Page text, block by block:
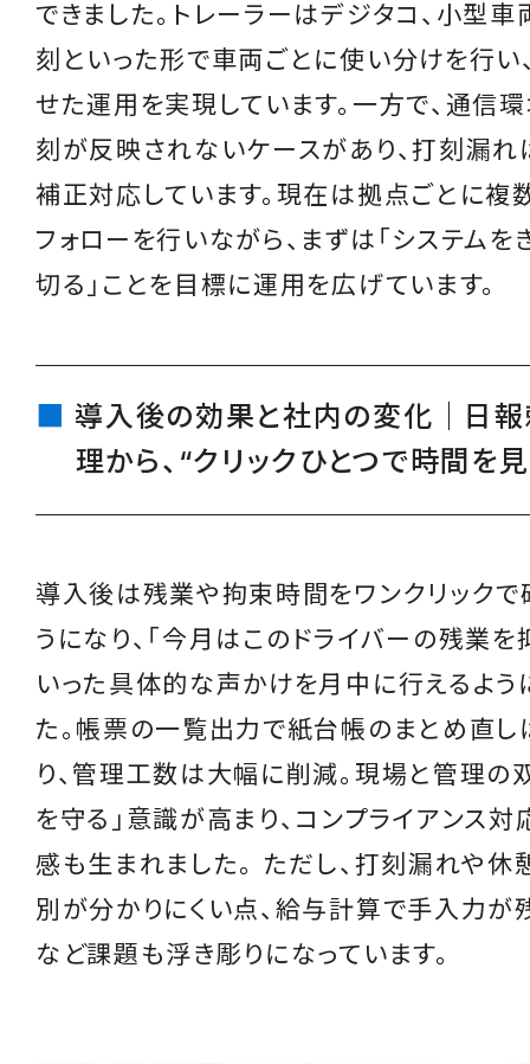
できました。トレーラーはデジタコ、小型
刻といった形で車両ごとに使い分けを行い
せた運用を実現しています。一方で、通信
刻が反映されないケースがあり、打刻漏
補正対応しています。現在は拠点ごとに複
フォローを行いながら、まずは「システムを
切る」ことを目標に運用を広げています。
導入後の効果と社内の変化｜日
理から、“クリックひとつで時間を
導入後は残業や拘束時間をワンクリックで
うになり、「今月はこのドライバーの残業を
いった具体的な声かけを月中に行えるよう
た。帳票の一覧出力で紙台帳のまとめ直
り、管理工数は大幅に削減。現場と管理の
を守る」意識が高まり、コンプライアンス
感も生まれました。 ただし、打刻漏れや休
別が分かりにくい点、給与計算で手入力が
など課題も浮き彫りになっています。